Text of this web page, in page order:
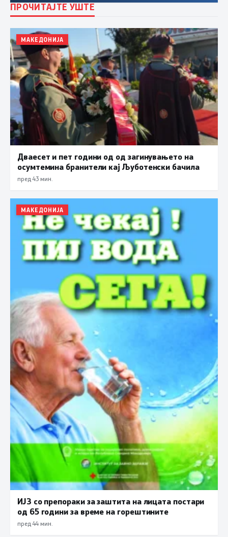
ПРОЧИТАЈТЕ УШТЕ
МАКЕДОНИЈА
Дваесет и пет години од од загинувањето на
осумтемина бранители кај Љуботенски бачила
пред 43 мин.
МАКЕДОНИЈА
ИЈЗ со препораки за заштита на лицата постари
од 65 години за време на горештините
пред 44 мин.